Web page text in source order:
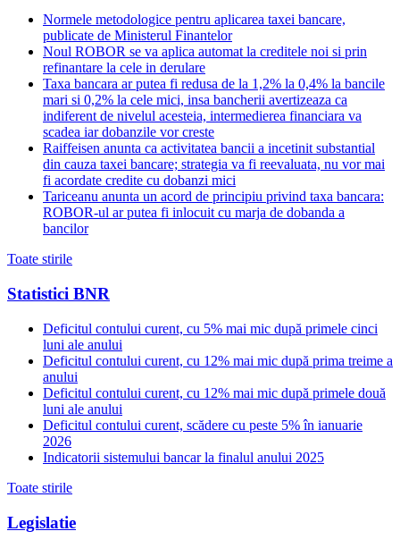
Normele metodologice pentru aplicarea taxei bancare,
publicate de Ministerul Finantelor
Noul ROBOR se va aplica automat la creditele noi si prin
refinantare la cele in derulare
Taxa bancara ar putea fi redusa de la 1,2% la 0,4% la bancile
mari si 0,2% la cele mici, insa bancherii avertizeaza ca
indiferent de nivelul acesteia, intermedierea financiara va
scadea iar dobanzile vor creste
Raiffeisen anunta ca activitatea bancii a incetinit substantial
din cauza taxei bancare; strategia va fi reevaluata, nu vor mai
fi acordate credite cu dobanzi mici
Tariceanu anunta un acord de principiu privind taxa bancara:
ROBOR-ul ar putea fi inlocuit cu marja de dobanda a
bancilor
Toate stirile
Statistici BNR
Deficitul contului curent, cu 5% mai mic după primele cinci
luni ale anului
Deficitul contului curent, cu 12% mai mic după prima treime a
anului
Deficitul contului curent, cu 12% mai mic după primele două
luni ale anului
Deficitul contului curent, scădere cu peste 5% în ianuarie
2026
Indicatorii sistemului bancar la finalul anului 2025
Toate stirile
Legislatie